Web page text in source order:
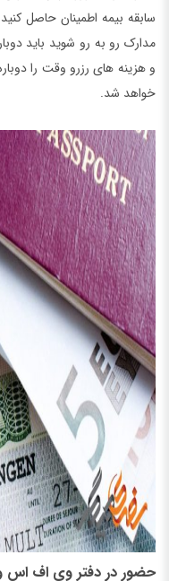
سابقه بیمه اطمینان حاصل
مدارک رو به رو شوید باید
و هزینه های رزرو وقت را
خواهد شد.
حضور در دفتر وی اف